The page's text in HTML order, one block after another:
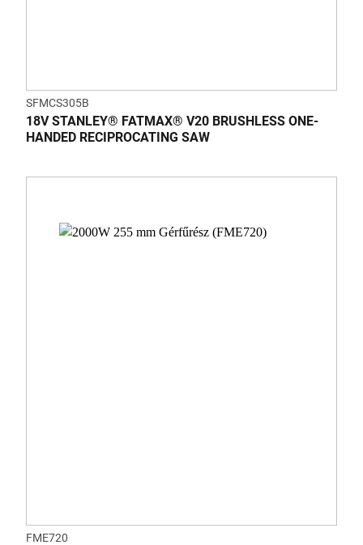
SFMCS305B
18V STANLEY® FATMAX® V20 BRUSHLESS ONE-
HANDED RECIPROCATING SAW
FME720